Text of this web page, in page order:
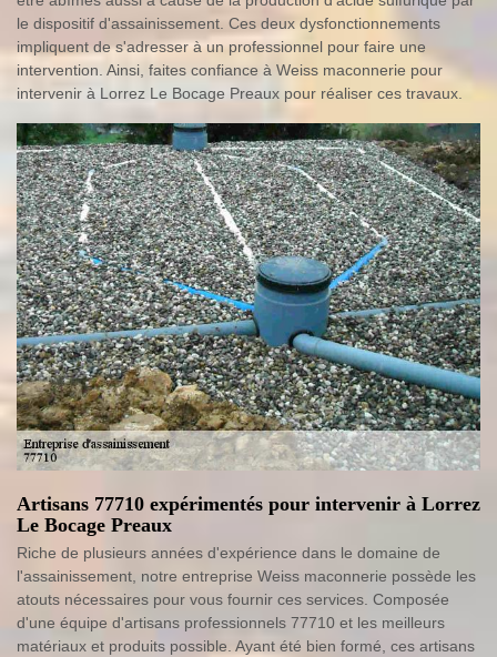
le dispositif d'assainissement. Ces deux dysfonctionnements
impliquent de s'adresser à un professionnel pour faire une
intervention. Ainsi, faites confiance à Weiss maconnerie pour
intervenir à Lorrez Le Bocage Preaux pour réaliser ces travaux.
Artisans 77710 expérimentés pour intervenir à Lorrez
Le Bocage Preaux
Riche de plusieurs années d'expérience dans le domaine de
l'assainissement, notre entreprise Weiss maconnerie possède les
atouts nécessaires pour vous fournir ces services. Composée
d'une équipe d'artisans professionnels 77710 et les meilleurs
matériaux et produits possible. Ayant été bien formé, ces artisans